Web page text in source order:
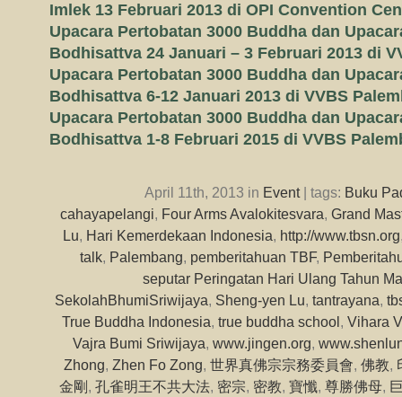
Imlek 13 Februari 2013 di OPI Convention
Upacara Pertobatan 3000 Buddha dan
Bodhisattva 24 Januari – 3 Februari 2013 di
Upacara Pertobatan 3000 Buddha dan
Bodhisattva 6-12 Januari 2013 di VVBS
Upacara Pertobatan 3000 Buddha dan
Bodhisattva 1-8 Februari 2015 di VVBS
April 11th, 2013 in Event| tags: Buku
cahayapelangi, Four Arms Avalokitesvara, Grand
Lu, Hari Kemerdekaan Indonesia, http://www.tbsn.org
talk, Palembang, pemberitahuan TBF,
seputar Peringatan Hari Ulang Tahun
SekolahBhumiSriwijaya, Sheng-yen Lu, tantrayana,
True Buddha Indonesia, true buddha school, Vihara
Vajra Bumi Sriwijaya, www.jingen.org,
Zhong, Zhen Fo Zong, 世界真佛宗宗務委員會, 佛教,
金剛, 孔雀明王不共大法, 密宗, 密教, 寶懺, 尊勝佛母,